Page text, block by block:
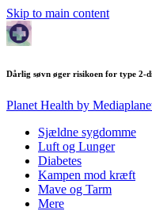
Skip to main content
Dårlig søvn øger risikoen for type 2-
Planet Health by
Sjældne sygdomme
Luft og Lunger
Diabetes
Kampen mod kræft
Mave og Tarm
Mere